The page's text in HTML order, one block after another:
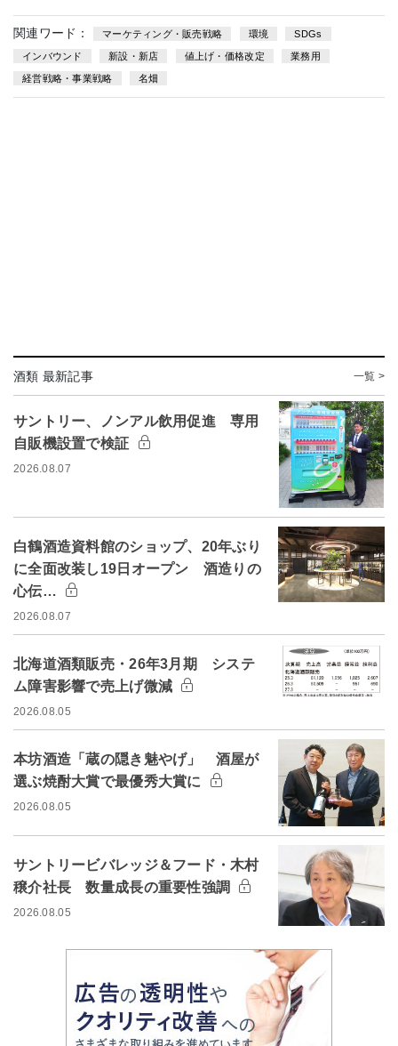
関連ワード： マーケティング・販売戦略 環境 SDGs
インバウンド 新設・新店 値上げ・価格改定 業務用
経営戦略・事業戦略 名畑
酒類 最新記事 一覧 >
サントリー、ノンアル飲用促進 専用
自販機設置で検証
2026.08.07
白鶴酒造資料館のショップ、20年ぶり
に全面改装し19日オープン 酒造りの
心伝…
2026.08.07
北海道酒類販売・26年3月期 システ
ム障害影響で売上げ微減
2026.08.05
本坊酒造「蔵の隠き魅やげ」 酒屋が
選ぶ焼酎大賞で最優秀大賞に
2026.08.05
サントリービバレッジ＆フード・木村
穣介社長 数量成長の重要性強調
2026.08.05